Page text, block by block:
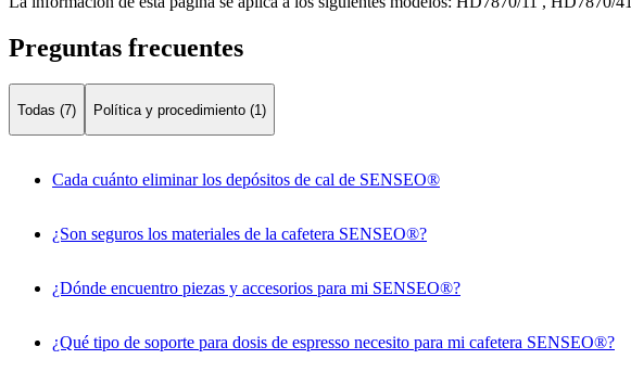
Preguntas frecuentes
Todas (7) Política y procedimiento (1)
Cada cuánto eliminar los depósitos de cal de SENSEO®
¿Son seguros los materiales de la cafetera SENSEO®?
¿Dónde encuentro piezas y accesorios para mi SENSEO®?
¿Qué tipo de soporte para dosis de espresso necesito para mi cafetera SENSEO®?